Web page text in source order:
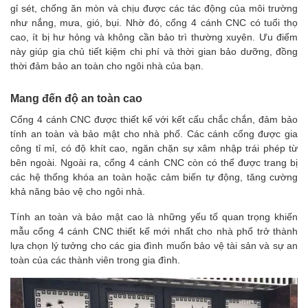
gỉ sét, chống ăn mòn và chịu được các tác động của môi trường
như nắng, mưa, gió, bụi. Nhờ đó, cổng 4 cánh CNC có tuổi thọ
cao, ít bị hư hỏng và không cần bảo trì thường xuyên. Ưu điểm
này giúp gia chủ tiết kiệm chi phí và thời gian bảo dưỡng, đồng
thời đảm bảo an toàn cho ngôi nhà của bạn.
Mang đến độ an toàn cao
Cổng 4 cánh CNC được thiết kế với kết cấu chắc chắn, đảm bảo
tính an toàn và bảo mật cho nhà phố. Các cánh cổng được gia
công tỉ mỉ, có độ khít cao, ngăn chặn sự xâm nhập trái phép từ
bên ngoài. Ngoài ra, cổng 4 cánh CNC còn có thể được trang bị
các hệ thống khóa an toàn hoặc cảm biến tự động, tăng cường
khả năng bảo vệ cho ngôi nhà.
Tính an toàn và bảo mật cao là những yếu tố quan trọng khiến
mẫu cổng 4 cánh CNC thiết kế mới nhất cho nhà phố trở thành
lựa chọn lý tưởng cho các gia đình muốn bảo vệ tài sản và sự an
toàn của các thành viên trong gia đình.